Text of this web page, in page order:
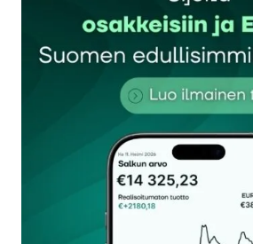
Sähköpostiosoitettasi ei julkaista.
kentät on merkitty*
Kommentti*